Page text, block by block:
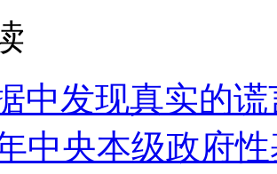
中发现真实的
中央本级政府